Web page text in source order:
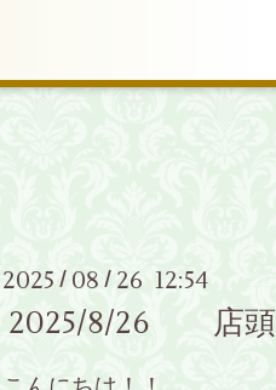
2025 / 08 / 26 12:54
2025/8/26 店頭